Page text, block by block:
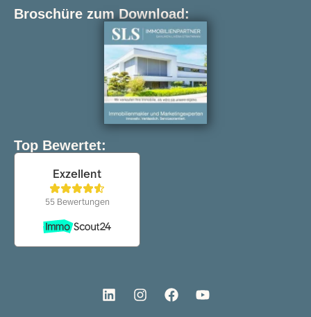
Broschüre zum Download:
Top Bewertet: